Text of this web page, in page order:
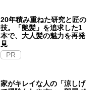
20年積み重ねた研究と匠の
技。「艶髪」を追求した1
本で、大人髪の魅力を再発
見
PR
家がキレイな人の「涼しげ